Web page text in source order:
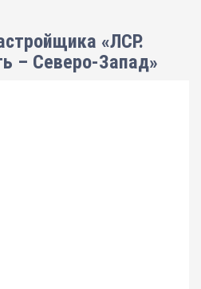
«ЛСР.
– Северо-Запад»